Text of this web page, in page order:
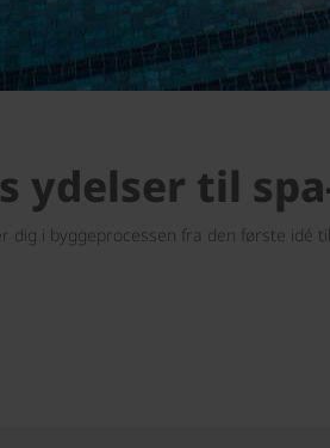
ydelser til
dig i byggeprocessen fra den første idé